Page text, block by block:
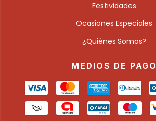
Festividades
Ocasiones Especiales
¿Quiénes Somos?
MEDIOS DE PAGO